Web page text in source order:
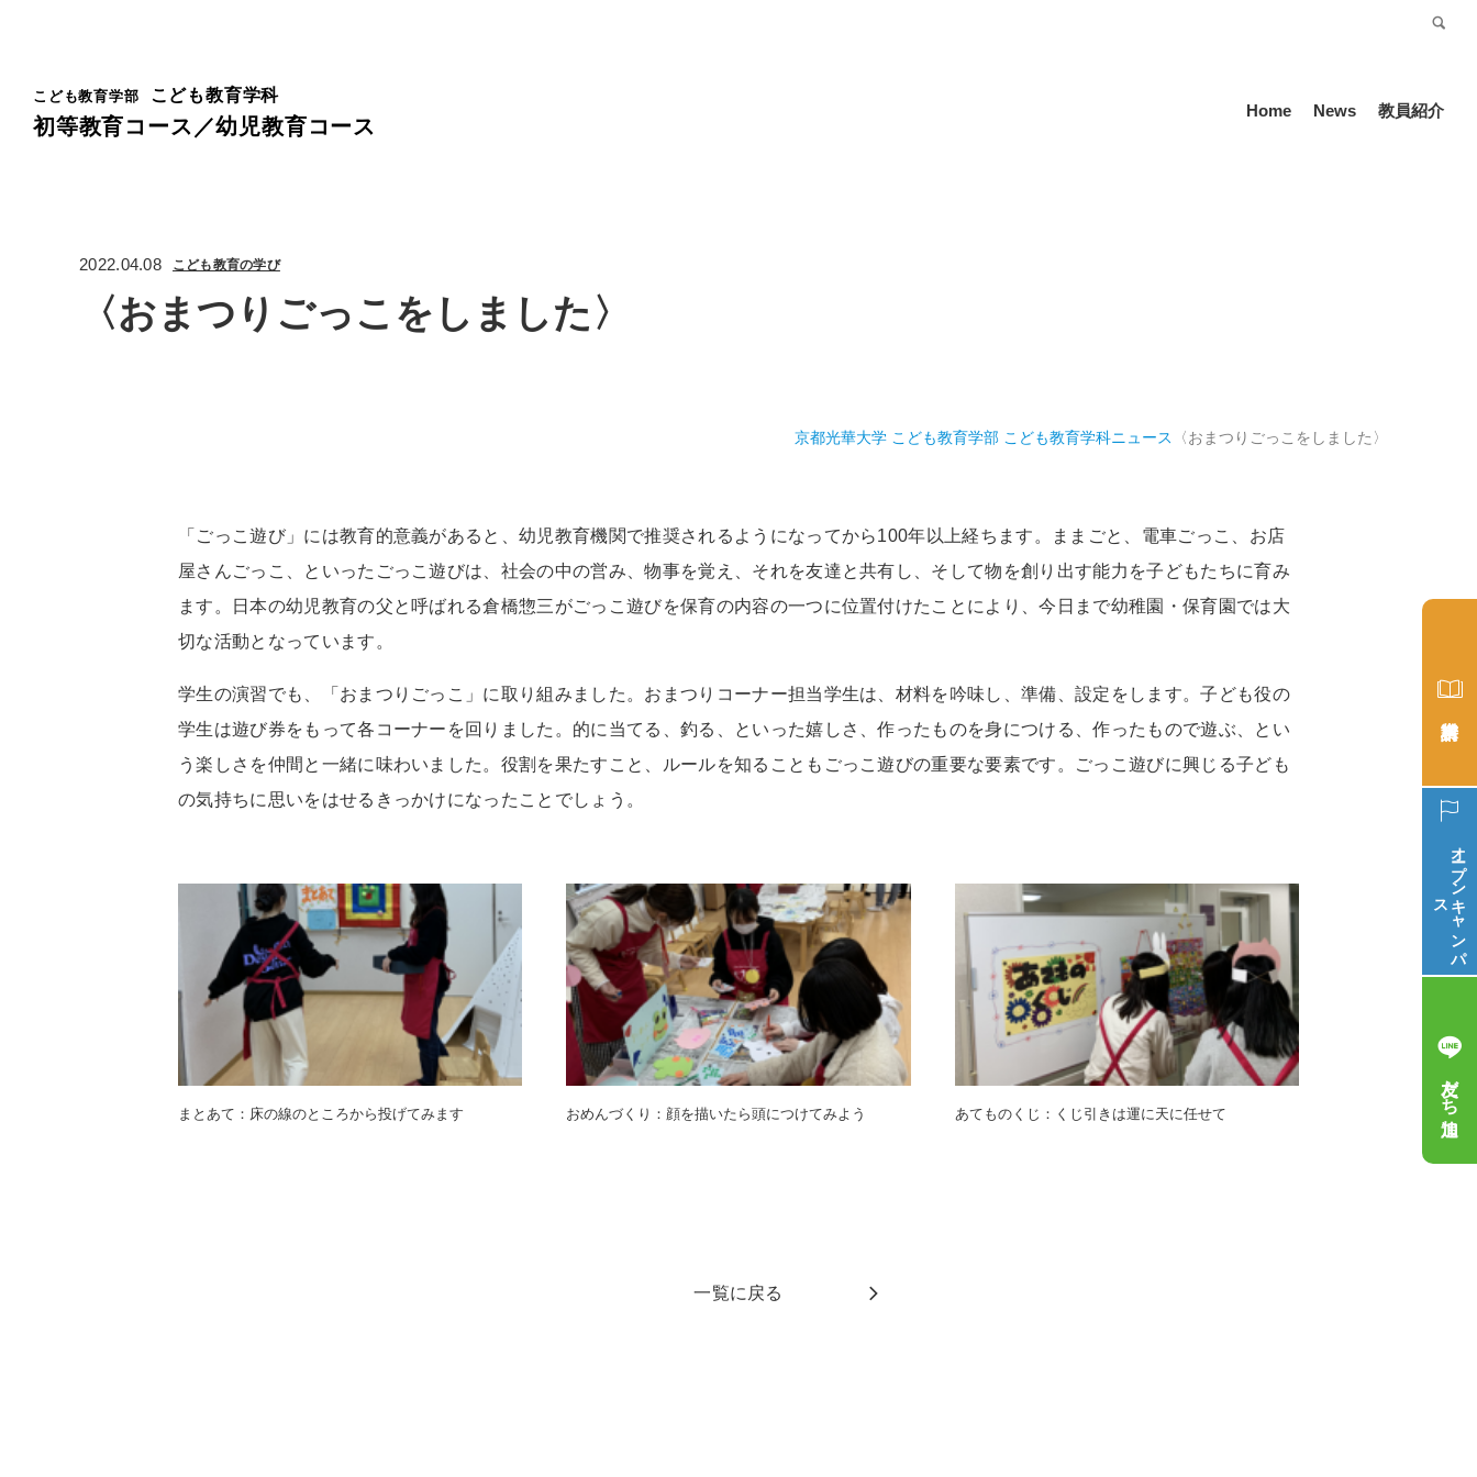
こども教育学部 こども教育学科
初等教育コース／幼児教育コース
Home News 教員紹介
2022.04.08 こども教育の学び
〈おまつりごっこをしました〉
京都光華大学 こども教育学部 こども教育学科ニュース 〈おまつりごっこをしました〉
「ごっこ遊び」には教育的意義があると、幼児教育機関で推奨されるようになってから100年以上経ちます。ままごと、電車ごっこ、お店
屋さんごっこ、といったごっこ遊びは、社会の中の営み、物事を覚え、それを友達と共有し、そして物を創り出す能力を子どもたちに育み
ます。日本の幼児教育の父と呼ばれる倉橋惣三がごっこ遊びを保育の内容の一つに位置付けたことにより、今日まで幼稚園・保育園では大
切な活動となっています。
学生の演習でも、「おまつりごっこ」に取り組みました。おまつりコーナー担当学生は、材料を吟味し、準備、設定をします。子ども役の
学生は遊び券をもって各コーナーを回りました。的に当てる、釣る、といった嬉しさ、作ったものを身につける、作ったもので遊ぶ、とい
う楽しさを仲間と一緒に味わいました。役割を果たすこと、ルールを知ることもごっこ遊びの重要な要素です。ごっこ遊びに興じる子ども
の気持ちに思いをはせるきっかけになったことでしょう。
まとあて：床の線のところから投げてみます おめんづくり：顔を描いたら頭につけてみよう あてものくじ：くじ引きは運に天に任せて
一覧に戻る
オープン
キ
ャ
ン
パ
ス
友だち追加